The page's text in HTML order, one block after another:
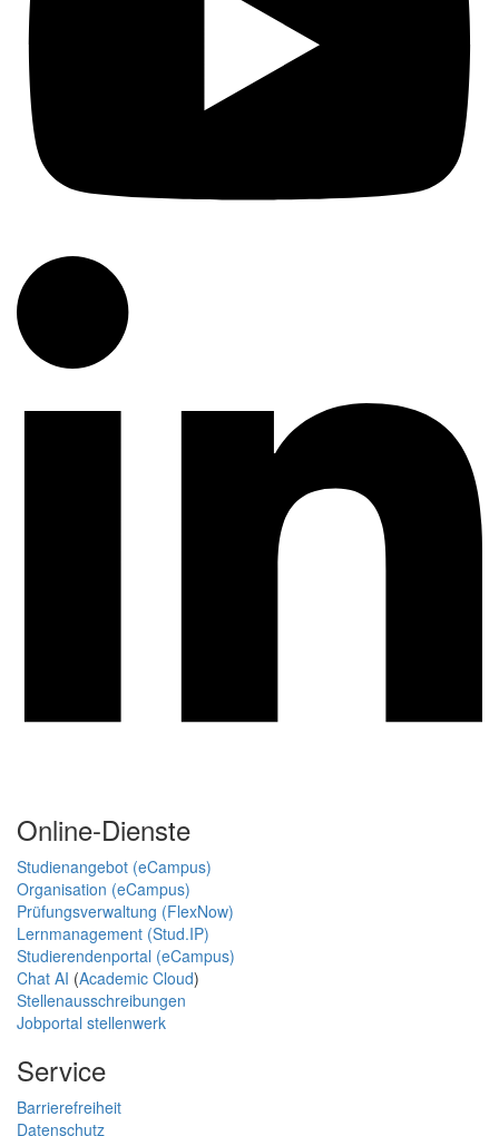
Online-Dienste
Studienangebot (eCampus)
Organisation (eCampus)
Prüfungsverwaltung (FlexNow)
Lernmanagement (Stud.IP)
Studierendenportal (eCampus)
Chat AI (Academic Cloud)
Stellenausschreibungen
Jobportal stellenwerk
Service
Barrierefreiheit
Datenschutz